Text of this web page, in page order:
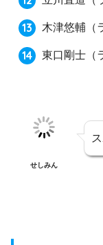
木津悠輔
東口剛士
せしみん